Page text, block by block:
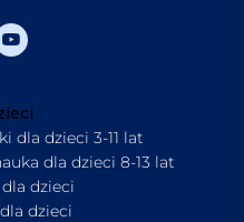
dla dzieci 3-11 lat
dla dzieci 8-13 lat
dzieci
dzieci